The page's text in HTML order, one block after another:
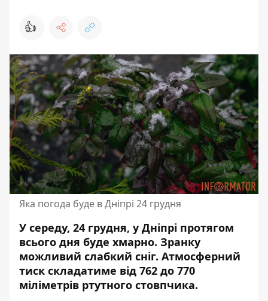
👍
Яка погода буде в Дніпрі 24 грудня
У середу, 24 грудня, у Дніпрі протягом
всього дня буде хмарно. Зранку
можливий слабкий сніг. Атмосферний
тиск складатиме від 762 до 770
міліметрів ртутного стовпчика.